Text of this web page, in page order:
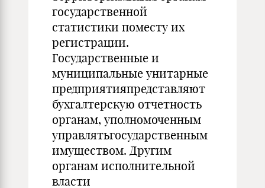
государственной
статистики поместу их
регистрации.
Государственные и
муниципальные унитарные
предприятияпредставляют
бухгалтерскую отчетность
органам, уполномоченным
управлятьгосударственным
имуществом. Другим
органам исполнительной
власти